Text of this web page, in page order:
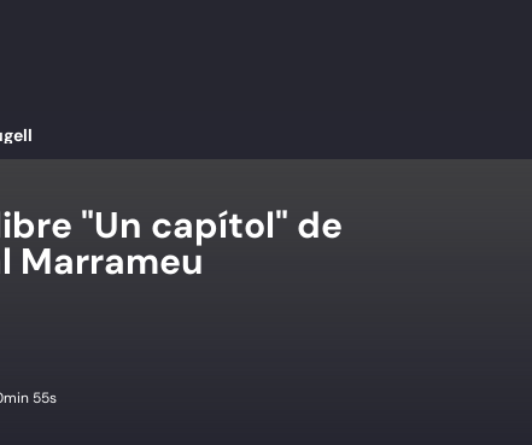
"Un capítol" de
Marrameu
55s